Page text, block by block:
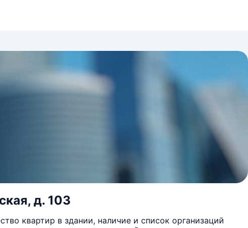
д. 103
квартир в здании, наличие и список организаций